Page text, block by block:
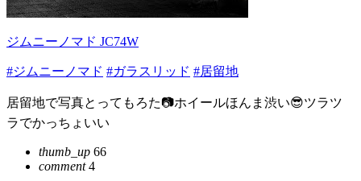
ジムニーノマド JC74W
#ジムニーノマド #ガラスリッド #居留地
居留地で写真とってもろた📷ホイールほんま渋い😎ツラツ
ラでかっちょいい
thumb_up 66
comment4